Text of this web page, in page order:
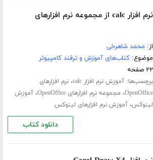
دانلود کتاب آموزش نرم افزار calc از مجموعه نرم افزارهای
از: محمد شاهرخی
موضوع:کتاب‌های آموزش و ترفند کامپیوتر
۲۲ صفحه
برچسب‌ها:آموزش نرم افزار calc ،نرم افزارهای
OpenOffice، مجموعه نرم افزارهای OpenOffice ،آموزش
لینوکس،آموزش نرم افزارهای لینوکس
دانلود کتاب